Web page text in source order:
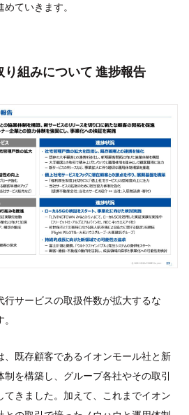
ていきます。
組みについて 進捗報告
サービスの取扱件数が拡大するな
、既存顧客であるイオンモール社と新
を構築し、グループ各社やその取引
きました。加えて、これまでイオン